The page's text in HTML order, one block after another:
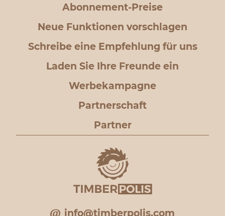
Abonnement-Preise
Neue Funktionen vorschlagen
Schreibe eine Empfehlung für uns
Laden Sie Ihre Freunde ein
Werbekampagne
Partnerschaft
Partner
info@timberpolis.com